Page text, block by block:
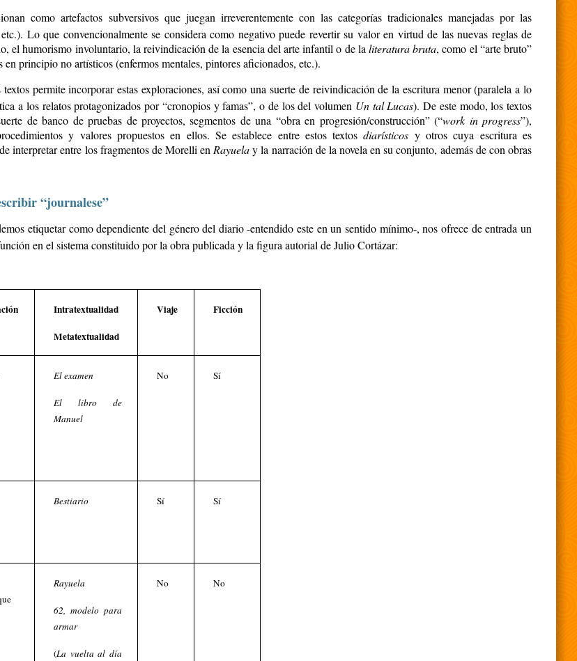
como artefactos subversivos que juegan irreverentemente con las categorías tradicionales manejadas por las
Lo que convencionalmente se considera como negativo puede revertir su valor en virtud de las nuevas reglas de
el humorismo involuntario, la reivindicación de la esencia del arte infantil o de la literatura bruta, como el “arte bruto”
principio no artísticos (enfermos mentales, pintores aficionados, etc.).
permite incorporar estas exploraciones, así como una suerte de reivindicación de la escritura menor (paralela a lo
a los relatos protagonizados por “cronopios y famas”, o de los del volumen Un tal Lucas). De este modo, los textos
de banco de pruebas de proyectos, segmentos de una “obra en progresión/construcción” (“work in progress”),
y valores propuestos en ellos. Se establece entre estos textosdiarísticos y otros cuya escritura es
interpretar entre los fragmentos de Morelli en Rayuelay la narración de la novela en su conjunto, además de con obras
“journalese”
etiquetar como dependiente del género del diario -entendido este en un sentido mínimo-, nos ofrece de entrada un
en el sistema constituido por la obra publicada y la figura autorial de Julio Cortázar:
Intratextualidad
Metatextualidad
Viaje Ficción
El examen
El libro de
Manuel
No Sí
Bestiario Sí Sí
Rayuela
62, modelo para
armar
(La vuelta al día
No No